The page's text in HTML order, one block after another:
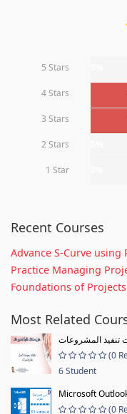
5 Stars
4 Stars
3 Stars
2 Stars
1 Star
Recent Courses
Advance S-Curve using
Practice Managing
Foundations of
Most Related
(0
6 Student
Microsoft
(0